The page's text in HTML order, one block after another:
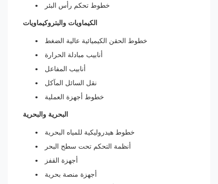
خطوط تحكم رأس البئر
الكيماويات والبتروكيماويات
خطوط الحقن الكيميائية عالية الضغط
أنابيب مبادلة الحرارة
أنابيب المفاعل
نقل السائل المآكل
خطوط أجهزة العملية
البحرية والبحرية
خطوط هيدروليكية للمياه البحرية
أنظمة التحكم تحت سطح البحر
أجهزة القفز
أجهزة منصة بحرية